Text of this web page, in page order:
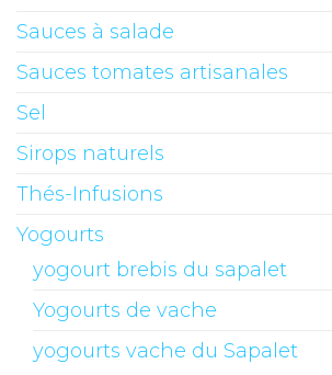
Sauces à salade
Sauces tomates artisanales
Sel
Sirops naturels
Thés-Infusions
Yogourts
yogourt brebis du sapalet
Yogourts de vache
yogourts vache du Sapalet